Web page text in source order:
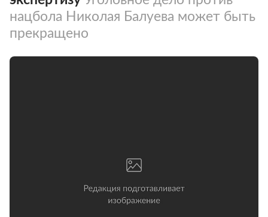
нацбола Николая Балуева может быть
прекращено